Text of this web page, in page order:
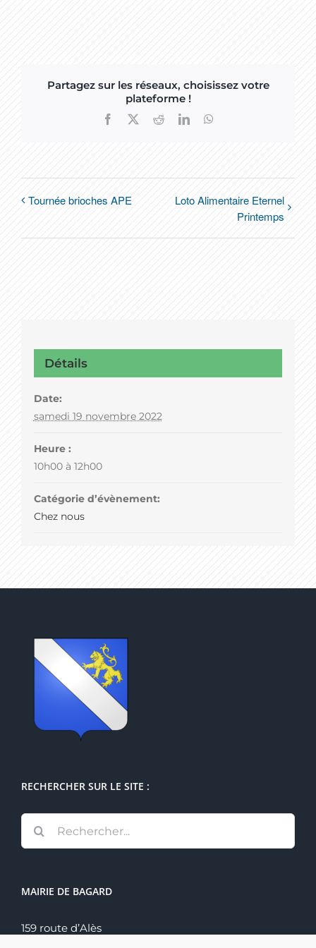
Partagez sur les réseaux, choisissez votre
plateforme !
Facebook RedditLinkedIn
Tournée brioches APE
Loto Alimentaire Eternel
Printemps
Détails
Date:
samedi 19 novembre 2022
Heure :
10h00 à 12h00
Catégorie d’évènement:
Chez nous
RECHERCHER SUR LE SITE :
MAIRIE DE BAGARD
159 route d’Alès